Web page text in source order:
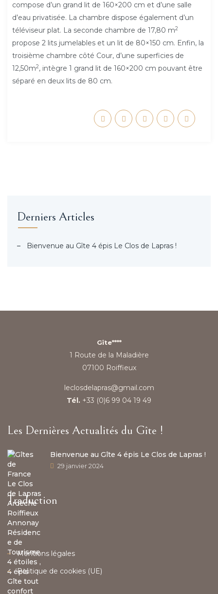
compose d’un grand lit de 160×200 cm et d’une salle
d’eau privatisée. La chambre dispose également d’un
téléviseur plat. La seconde chambre de 17,80 m2
propose 2 lits jumelables et un lit de 80×150 cm. Enfin, la
troisième chambre côté Cour, d’une superficies de
12,50m2, intègre 1 grand lit de 160×200 cm pouvant être
séparé en deux lits de 80 cm.
Derniers Articles
Bienvenue au Gîte 4 épis Le Clos de Lapras !
Gîte****
1 Route de la Maladière
07100 Roiffieux
leclosdelapras@gmail.com
Tél. +33 (0)6 99 04 19 49
Les Dernières Actualités du Gîte !
Bienvenue au Gîte 4 épis Le Clos de Lapras !
29 janvier 2024
Traduction
Mentions légales
Politique de cookies (UE)